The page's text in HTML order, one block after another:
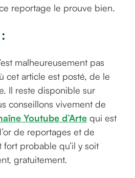
reportage le prouve bien.
malheureusement pas
cet article est posté, de le
Il reste disponible sur
conseillons vivement de
Youtube d’Arte qui est
de reportages et de
probable qu’il y soit
gratuitement.